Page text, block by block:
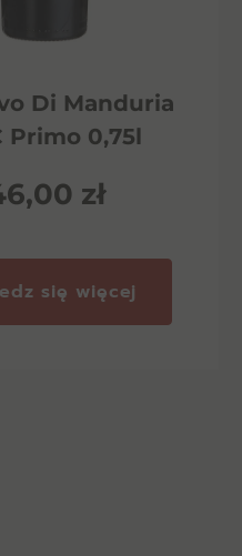
Di Manduria
Primo 0,75l
zł
się więcej